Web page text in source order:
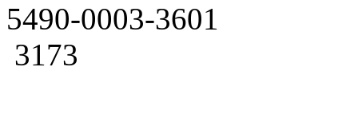
5490-0003-3601
3173